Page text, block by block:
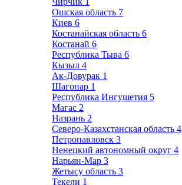
Ошская область 7
Киев 6
Костанайская область 6
Костанай 6
Республика Тыва 6
Кызыл 4
Ак-Довурак 1
Шагонар 1
Республика Ингушетия 5
Магас 2
Назрань 2
Северо-Казахстанская область 4
Петропавловск 3
Ненецкий автономный округ 4
Нарьян-Мар 3
Жетысу область 3
Текели 1